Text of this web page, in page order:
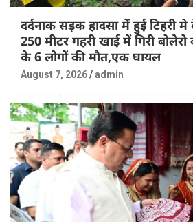
दर्दनाक सड़क हादसा में हुई टिहरी
250 मीटर गहरी खाई में गिरी
के 6 लोगों की मौत,एक घायल
August 7, 2026 admin